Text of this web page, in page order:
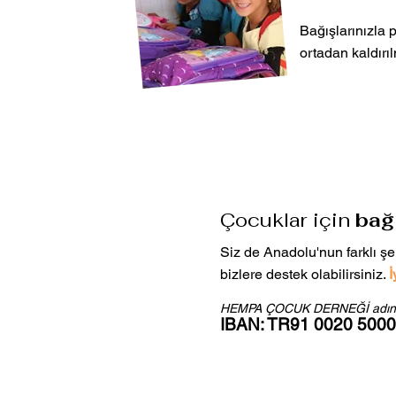
ortadan
Çocuklar için
Siz de Anadolu'nun farklı
bizlere destek olabilirsiniz.
IBAN: TR91 0020
HEMPA ÇOCUK DERNEĞİ